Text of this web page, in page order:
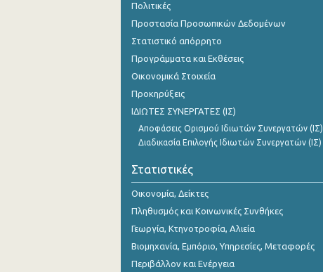
Απριλίου 2024
Μαρτίου 2024
Φεβρουαρίου 2024
Δεκεμβρίου 2023
Νοεμβρίου 2023
Οκτωβρίου 2023
Σεπτεμβρίου 2023
Αυγούστου 2023
Ιουνίου 2023
Πολιτικές
Προστασία Προσωπικών Δεδομένων
Στατιστικό απόρρητο
Προγράμματα και Εκθέσεις
Οικονομικά Στοιχεία
Προκηρύξεις
ΙΔΙΩΤΕΣ ΣΥΝΕΡΓΑΤΕΣ (ΙΣ)
Αποφάσεις Ορισμού Ιδιωτών Συνεργατών (ΙΣ)
Διαδικασία Επιλογής Ιδιωτών Συνεργατών (ΙΣ)
Στατιστικές
Οικονομία, Δείκτες
Πληθυσμός και Κοινωνικές Συνθήκες
Γεωργία, Κτηνοτροφία, Αλιεία
Βιομηχανία, Εμπόριο, Υπηρεσίες, Μεταφορές
Περιβάλλον και Ενέργεια